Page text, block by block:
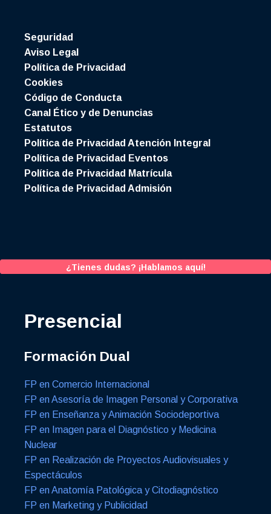
Seguridad
Aviso Legal
Política de Privacidad
Cookies
Código de Conducta
Canal Ético y de Denuncias
Estatutos
Política de Privacidad Atención Integral
Política de Privacidad Eventos
Política de Privacidad Matrícula
Política de Privacidad Admisión
¿Tienes dudas? ¡Hablamos aquí!
Presencial
Formación Dual
FP en Comercio Internacional
FP en Asesoría de Imagen Personal y Corporativa
FP en Enseñanza y Animación Sociodeportiva
FP en Imagen para el Diagnóstico y Medicina
Nuclear
FP en Realización de Proyectos Audiovisuales y
Espectáculos
FP en Anatomía Patológica y Citodiagnóstico
FP en Marketing y Publicidad